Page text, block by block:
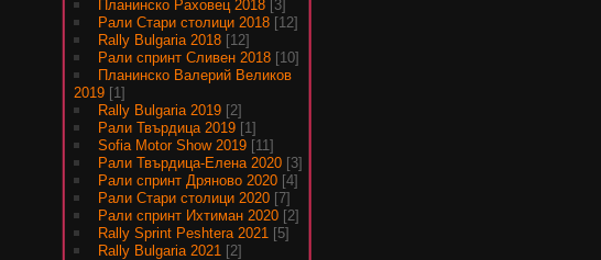
Планинско Раховец 2018 [3]
Рали Стари столици 2018 [12]
Rally Bulgaria 2018 [12]
Рали спринт Сливен 2018 [10]
Планинско Валерий Великов
2019 [1]
Rally Bulgaria 2019 [2]
Рали Твърдица 2019 [1]
Sofia Motor Show 2019 [11]
Рали Твърдица-Елена 2020 [3]
Рали спринт Дряново 2020 [4]
Рали Стари столици 2020 [7]
Рали спринт Ихтиман 2020 [2]
Rally Sprint Peshtera 2021 [5]
Rally Bulgaria 2021 [2]